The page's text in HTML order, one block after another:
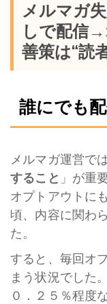
メルマガ
しで配信
善策は“読
誰にでも
メルマガ運営で
すること 」が重
オプトアウトに
頃、内容に関わ
た。
すると、毎回オ
まう状況でした
０．２５％程度